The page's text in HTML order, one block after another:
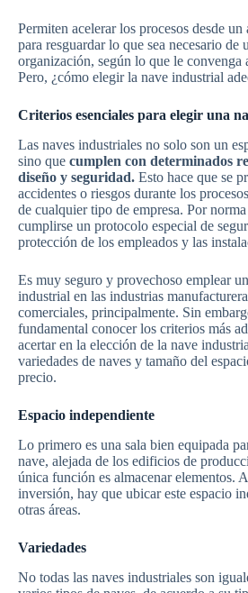
Permiten acelerar los procesos desde
para resguardar lo que sea necesario de
organización, según lo que le convenga
Pero, ¿cómo elegir la nave industrial
Criterios esenciales para elegir una
Las naves industriales no solo son un
sino que cumplen con determinados
diseño y seguridad. Esto hace que se
accidentes o riesgos durante los
de cualquier tipo de empresa. Por
cumplirse un protocolo especial de
protección de los empleados y las
Es muy seguro y provechoso emplear
industrial en las industrias
comerciales, principalmente. Sin
fundamental conocer los criterios más
acertar en la elección de la nave
variedades de naves y tamaño del
precio.
Espacio independiente
Lo primero es una sala bien equipada
nave, alejada de los edificios de
única función es almacenar elementos.
inversión, hay que ubicar este espacio
otras áreas.
Variedades
No todas las naves industriales son